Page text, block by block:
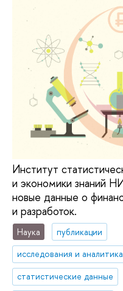
Институт
и экономики знаний
новые данные о
и разработок.
Наука
публикации
исследования и аналитика
статистические данные